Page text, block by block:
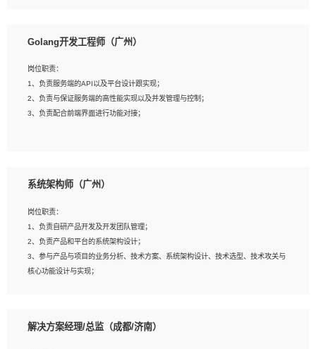
2、熟悉PostgreSQL、redis、MongoDB、ElasticSearch等开源数据库运维管理，
4、熟悉Hadoop、HBASE、Spark等大数据平台优先。
5、熟悉linux或任意一种unix操作系统，如有较强操作系统侧工作经验者优先。
6、具备丰富的项目实施经验，较强的自我学习能力。
Golang开发工程师（广州）
岗位职责：
1、负责服务端的API以及平台设计跟实现；
2、负责与保证服务端的高性能实现以及并发管理与控制；
3、负责配合前端界面进行功能对接；
2、1年以上Golang开发工作经验，能独立完成相应项目开发；
与实现，熟悉常用开源框架及设计模式；
4、熟悉Golang、连接池、消息队列等组件使用、熟悉后端开发、测试、调试流程
跟工具使用；
5、对技术有激情，喜欢钻研，能快速接受和掌握新技术，学习能力和工作责任心
强，良好的沟通表达能力和团队协作能力。
系统架构师（广州）
岗位职责：
1、负责自研产品开发及开发团队管理；
2、负责产品和平台的系统架构设计；
3、参与产品与项目的业务分析、技术方案、系统架构设计、技术选型、技术攻关与
核心功能设计与实现；
解决方案经理/总监（成都/济南）